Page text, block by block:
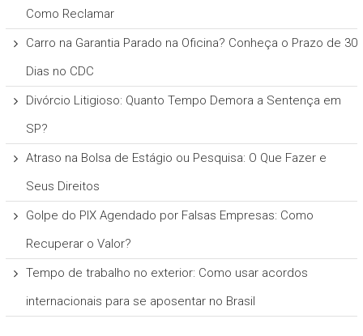
Como Reclamar
Carro na Garantia Parado na Oficina? Conheça o Prazo de 30
Dias no CDC
Divórcio Litigioso: Quanto Tempo Demora a Sentença em
SP?
Atraso na Bolsa de Estágio ou Pesquisa: O Que Fazer e
Seus Direitos
Golpe do PIX Agendado por Falsas Empresas: Como
Recuperar o Valor?
Tempo de trabalho no exterior: Como usar acordos
internacionais para se aposentar no Brasil